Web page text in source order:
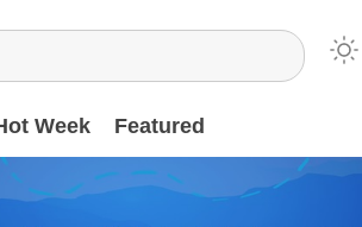
Week Featured